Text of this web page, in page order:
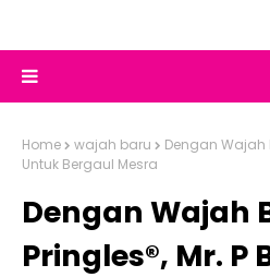
Home wajah baru
Dengan Wajah
Untuk Bergaul Mesra
Dengan Wajah
Pringles®, Mr. P